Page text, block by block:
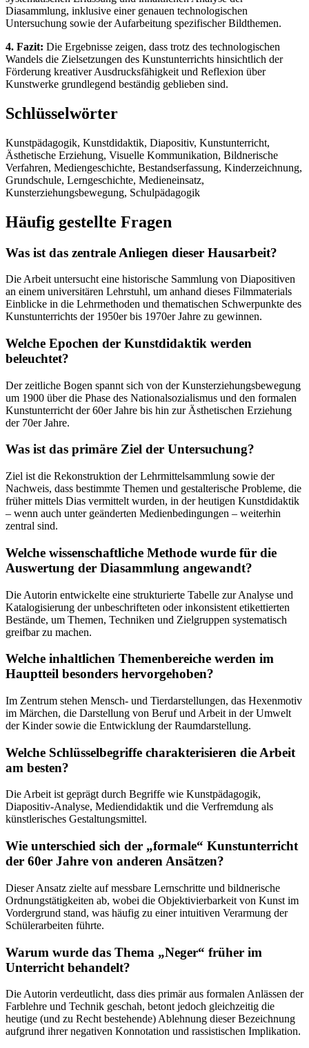
Diasammlung, inklusive einer genauen technologischen
Untersuchung sowie der Aufarbeitung spezifischer Bildthemen.
4. Fazit: Die Ergebnisse zeigen, dass trotz des technologischen
Wandels die Zielsetzungen des Kunstunterrichts hinsichtlich der
Förderung kreativer Ausdrucksfähigkeit und Reflexion über
Kunstwerke grundlegend beständig geblieben sind.
Schlüsselwörter
Kunstpädagogik, Kunstdidaktik, Diapositiv, Kunstunterricht,
Ästhetische Erziehung, Visuelle Kommunikation, Bildnerische
Verfahren, Mediengeschichte, Bestandserfassung, Kinderzeichnung,
Grundschule, Lerngeschichte, Medieneinsatz,
Kunsterziehungsbewegung, Schulpädagogik
Häufig gestellte Fragen
Was ist das zentrale Anliegen dieser Hausarbeit?
Die Arbeit untersucht eine historische Sammlung von Diapositiven
an einem universitären Lehrstuhl, um anhand dieses Filmmaterials
Einblicke in die Lehrmethoden und thematischen Schwerpunkte des
Kunstunterrichts der 1950er bis 1970er Jahre zu gewinnen.
Welche Epochen der Kunstdidaktik werden
beleuchtet?
Der zeitliche Bogen spannt sich von der Kunsterziehungsbewegung
um 1900 über die Phase des Nationalsozialismus und den formalen
Kunstunterricht der 60er Jahre bis hin zur Ästhetischen Erziehung
der 70er Jahre.
Was ist das primäre Ziel der Untersuchung?
Ziel ist die Rekonstruktion der Lehrmittelsammlung sowie der
Nachweis, dass bestimmte Themen und gestalterische Probleme, die
früher mittels Dias vermittelt wurden, in der heutigen Kunstdidaktik
– wenn auch unter geänderten Medienbedingungen – weiterhin
zentral sind.
Welche wissenschaftliche Methode wurde für die
Auswertung der Diasammlung angewandt?
Die Autorin entwickelte eine strukturierte Tabelle zur Analyse und
Katalogisierung der unbeschrifteten oder inkonsistent etikettierten
Bestände, um Themen, Techniken und Zielgruppen systematisch
greifbar zu machen.
Welche inhaltlichen Themenbereiche werden im
Hauptteil besonders hervorgehoben?
Im Zentrum stehen Mensch- und Tierdarstellungen, das Hexenmotiv
im Märchen, die Darstellung von Beruf und Arbeit in der Umwelt
der Kinder sowie die Entwicklung der Raumdarstellung.
Welche Schlüsselbegriffe charakterisieren die Arbeit
am besten?
Die Arbeit ist geprägt durch Begriffe wie Kunstpädagogik,
Diapositiv-Analyse, Mediendidaktik und die Verfremdung als
künstlerisches Gestaltungsmittel.
Wie unterschied sich der „formale“ Kunstunterricht
der 60er Jahre von anderen Ansätzen?
Dieser Ansatz zielte auf messbare Lernschritte und bildnerische
Ordnungstätigkeiten ab, wobei die Objektivierbarkeit von Kunst im
Vordergrund stand, was häufig zu einer intuitiven Verarmung der
Schülerarbeiten führte.
Warum wurde das Thema „Neger“ früher im
Unterricht behandelt?
Die Autorin verdeutlicht, dass dies primär aus formalen Anlässen der
Farblehre und Technik geschah, betont jedoch gleichzeitig die
heutige (und zu Recht bestehende) Ablehnung dieser Bezeichnung
aufgrund ihrer negativen Konnotation und rassistischen Implikation.